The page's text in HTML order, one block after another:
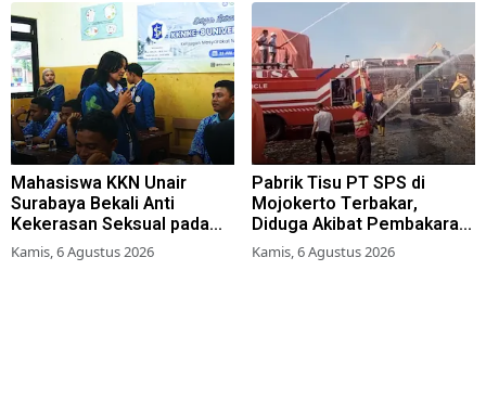
Mahasiswa KKN Unair
Surabaya Bekali Anti
Kekerasan Seksual pada
Siswa SMK
Kamis, 6 Agustus 2026
Pabrik Tisu PT SPS di
Mojokerto Terbakar,
Diduga Akibat Pembakaran
Lahan Tebu
Kamis, 6 Agustus 2026